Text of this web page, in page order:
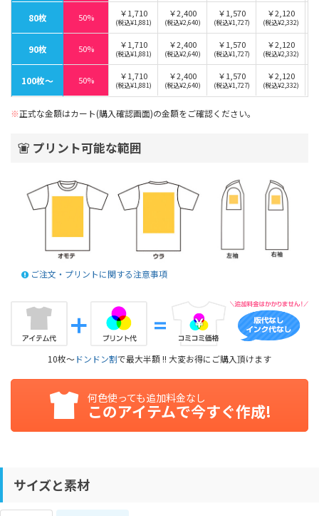
80枚 50% ￥1,710
(税込¥1,881)
￥2,400
(税込¥2,640)
￥1,570
(税込¥1,727)
￥2,120
(税込¥2,332)
90枚 50% ￥1,710
(税込¥1,881)
￥2,400
(税込¥2,640)
￥1,570
(税込¥1,727)
￥2,120
(税込¥2,332)
100枚〜 50% ￥1,710
(税込¥1,881)
￥2,400
(税込¥2,640)
￥1,570
(税込¥1,727)
￥2,120
(税込¥2,332)
※正式な金額はカート(購入確認画面)の金額をご確認ください。
プリント可能な範囲
ご注文・プリントに関する注意事項
10枚～ドンドン割で最大半額 !! 大変お得にご購入頂けます
何色使っても追加料金なし
このアイテムで今すぐ作成!
サイズと素材